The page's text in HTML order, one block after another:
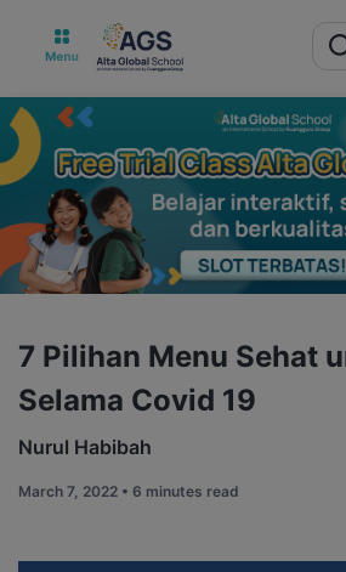
for:
7 Pilihan Menu Sehat
Selama Covid 19
Nurul Habibah
March 7, 2022 • 6 minutes read